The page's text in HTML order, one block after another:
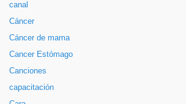
canal
Cáncer
Cáncer de mama
Cancer Estómago
Canciones
capacitación